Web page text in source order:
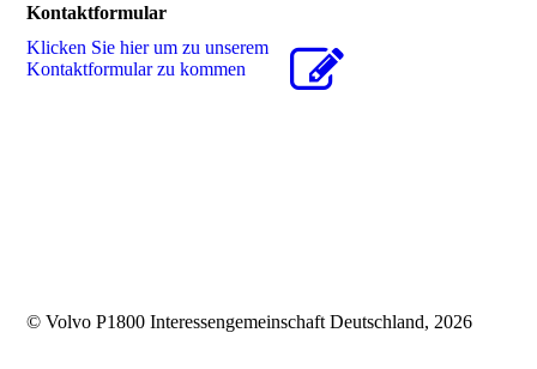
Kontaktformular
Klicken Sie hier um zu unserem
Kon­takt­for­mu­lar zu kommen
© Volvo P1800 Interessengemeinschaft Deutschland, 2026